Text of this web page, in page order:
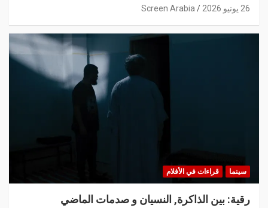
26 يونيو 2026 Screen Arabia
سينما قراءات في الأفلام
رقية: بين الذاكرة, النسيان و صدمات الماضي